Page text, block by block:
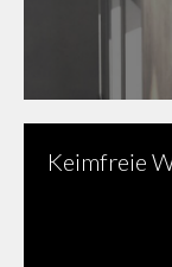
Keimfreie